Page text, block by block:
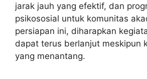
jarak jauh yang efektif, dan
psikososial untuk komunitas
persiapan ini, diharapkan
dapat terus berlanjut meskipun
yang menantang.